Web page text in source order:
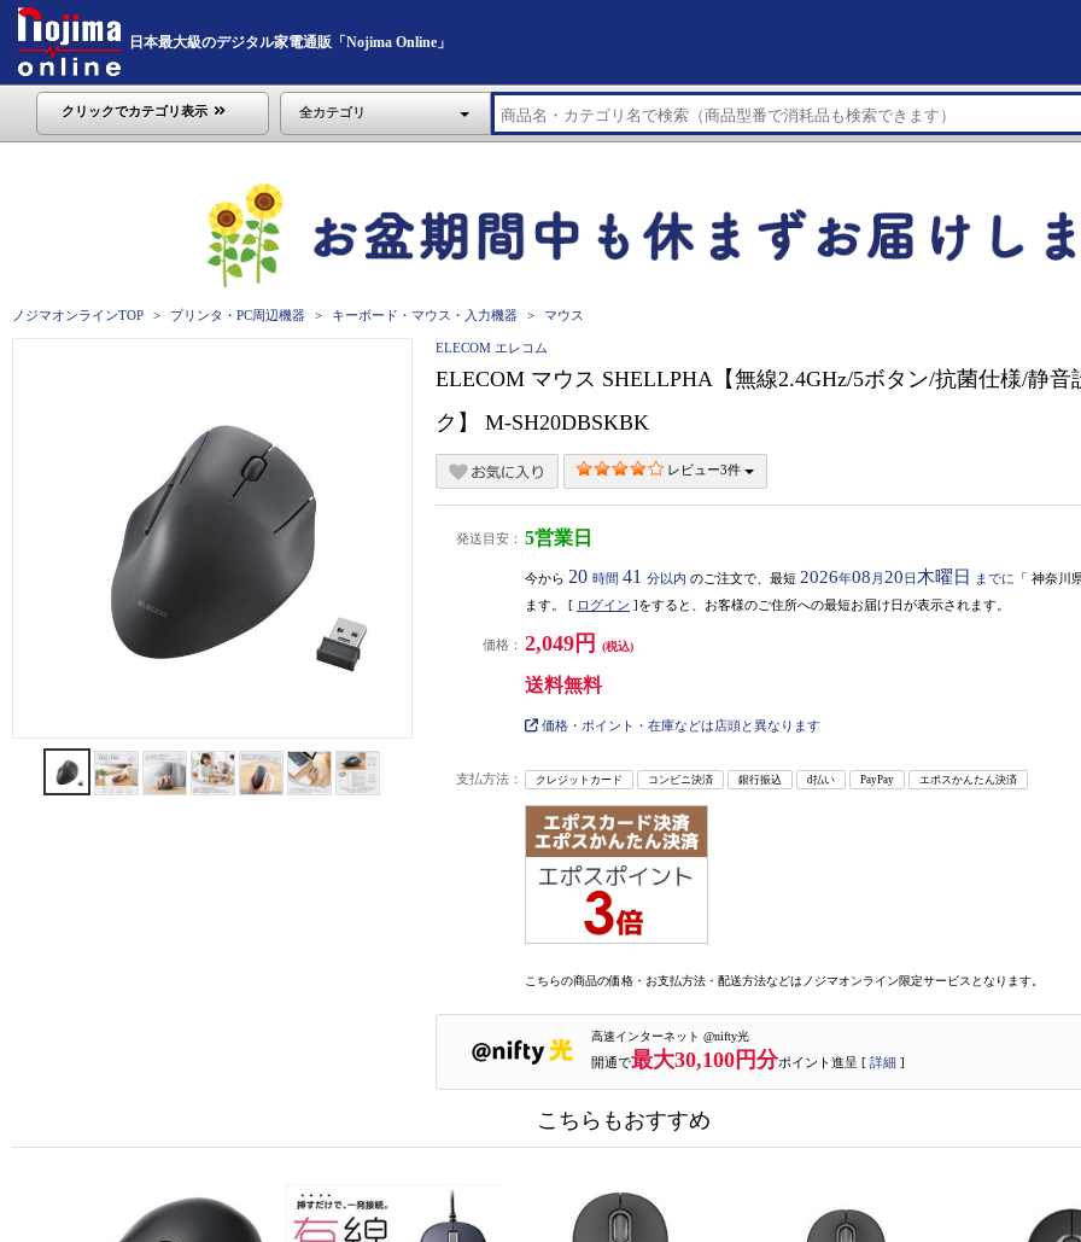
日本最大級のデジタル家電通販「Nojima Online」
クリックでカテゴリ表示 全カテゴリ
ノジマオンラインTOP プリンタ・PC周辺機器 キーボード・マウス・入力機器 マウス
ELECOM エレコム
ELECOM マウス SHELLPHA【無線2.4GHz/5ボタン/抗菌仕様/静音
ク】 M-SH20DBSKBK
レビュー3件
発送目安： 5営業日
今から 20 時間 41 分以内 のご注文で、最短 2026年08 月 20日 木曜日 までに 「 神奈川
ます。 [ ログイン ]をすると、お客様のご住所への最短お届け日が表示されます。
価格： 2,049円 (税込)
送料無料
価格・ポイント・在庫などは店頭と異なります
支払方法： クレジットカード コンビニ決済 銀行振込 d払い PayPay エポスかんたん決済
こちらの商品の価格・お支払方法・配送方法などはノジマオンライン限定サービスとなります。
高速インターネット @nifty光
開通で最大30,100円分ポイント進呈 [ 詳細 ]
こちらもおすすめ